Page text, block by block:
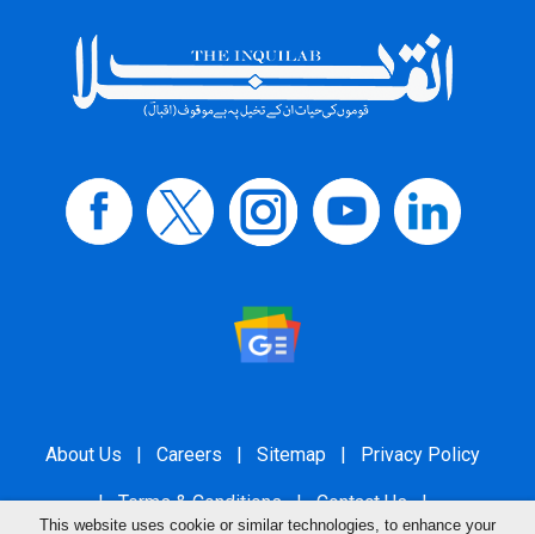
About Us | Careers | Sitemap | Privacy Policy
| Terms & Conditions | Contact Us |
This website uses cookie or similar technologies, to enhance your